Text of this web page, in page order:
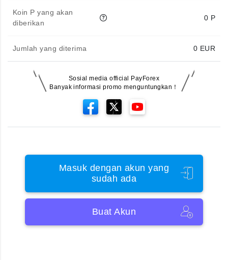
Koin P yang akan
diberikan
0 P
Jumlah yang diterima 0 EUR
Sosial media official PayForex
Banyak informasi promo menguntungkan！
Masuk dengan akun yang
sudah ada
Buat Akun